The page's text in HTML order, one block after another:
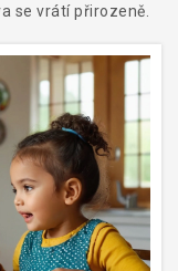
se vrátí přirozeně.